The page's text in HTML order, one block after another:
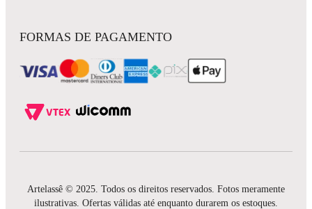
FORMAS DE PAGAMENTO
Artelassê © 2025. Todos os direitos reservados. Fotos meramente
ilustrativas. Ofertas válidas até enquanto durarem os estoques.